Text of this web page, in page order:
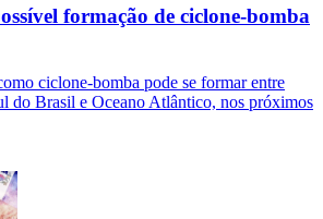
formação de ciclone-bomba
ciclone-bomba pode se formar entre
do Brasil e Oceano Atlântico, nos próximos